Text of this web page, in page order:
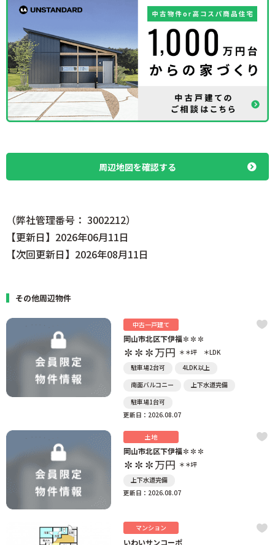
周辺地図を確認する
（弊社管理番号： 3002212）
【更新日】2026年06月11日
【次回更新日】2026年08月11日
その他周辺物件
中古一戸建て
岡山市北区下伊福✽✽✽
✽✽✽万円 ＊＊坪
＊LDK
駐車場2台可
4LDK以上
南面バルコニー
上下水道完備
駐車場1台可
更新日：2026.08.07
土地
岡山市北区下伊福✽✽✽
✽✽✽万円 ＊＊坪
上下水道完備
更新日：2026.08.07
マンション
いわいサンコーポ